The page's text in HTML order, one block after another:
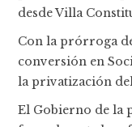
desde Villa
Con la prórroga
conversión en
la privatización
El Gobierno de la